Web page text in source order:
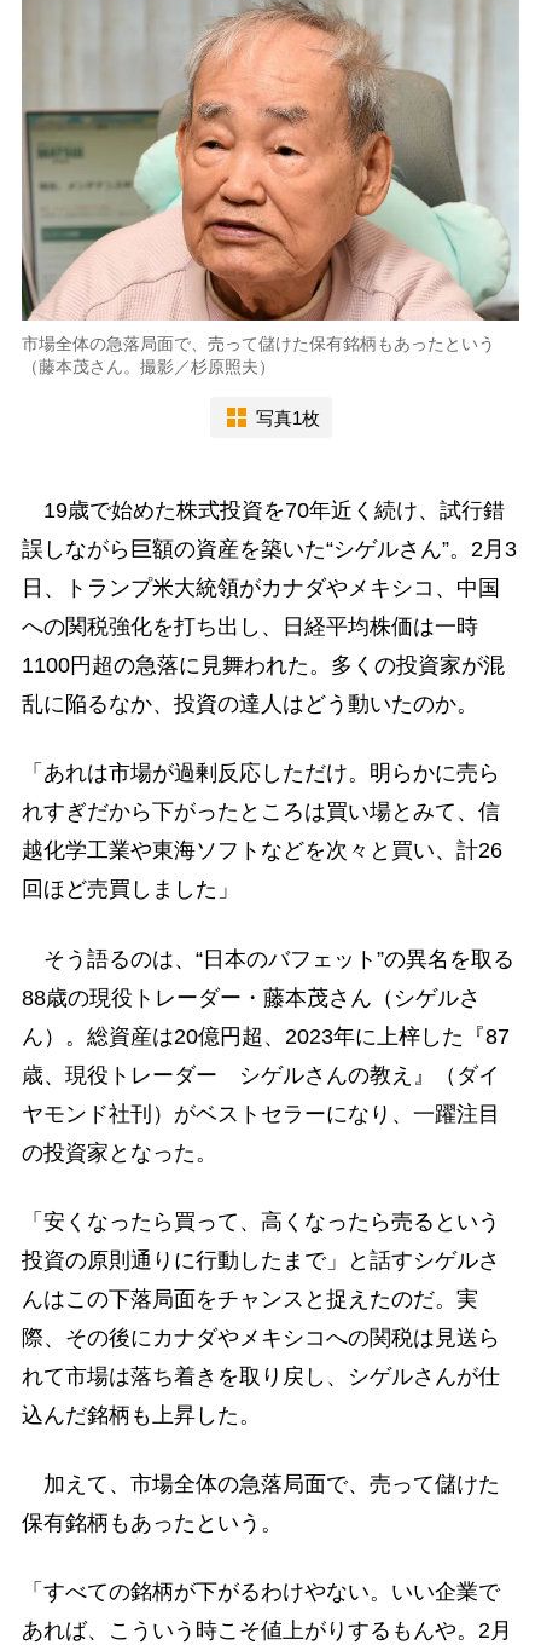
市場全体の急落局面で、売って儲けた保有銘柄もあったという
（藤本茂さん。撮影／杉原照夫）
写真1枚
19歳で始めた株式投資を70年近く続け、試行錯
誤しながら巨額の資産を築いた“シゲルさん”。2月3
日、トランプ米大統領がカナダやメキシコ、中国
への関税強化を打ち出し、日経平均株価は一時
1100円超の急落に見舞われた。多くの投資家が混
乱に陥るなか、投資の達人はどう動いたのか。
「あれは市場が過剰反応しただけ。明らかに売ら
れすぎだから下がったところは買い場とみて、信
越化学工業や東海ソフトなどを次々と買い、計26
回ほど売買しました」
そう語るのは、“日本のバフェット”の異名を取る
88歳の現役トレーダー・藤本茂さん（シゲルさ
ん）。総資産は20億円超、2023年に上梓した『87
歳、現役トレーダー シゲルさんの教え』（ダイ
ヤモンド社刊）がベストセラーになり、一躍注目
の投資家となった。
「安くなったら買って、高くなったら売るという
投資の原則通りに行動したまで」と話すシゲルさ
んはこの下落局面をチャンスと捉えたのだ。実
際、その後にカナダやメキシコへの関税は見送ら
れて市場は落ち着きを取り戻し、シゲルさんが仕
込んだ銘柄も上昇した。
加えて、市場全体の急落局面で、売って儲けた
保有銘柄もあったという。
「すべての銘柄が下がるわけやない。いい企業で
あれば、こういう時こそ値上がりするもんや。2月